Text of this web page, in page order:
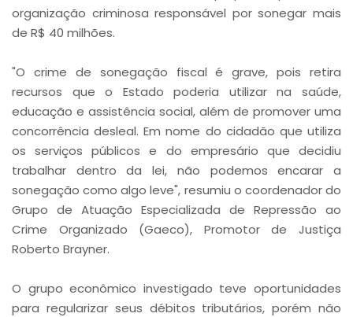
organização criminosa responsável por sonegar mais
de R$ 40 milhões.
"O crime de sonegação fiscal é grave, pois retira
recursos que o Estado poderia utilizar na saúde,
educação e assistência social, além de promover uma
concorrência desleal. Em nome do cidadão que utiliza
os serviços públicos e do empresário que decidiu
trabalhar dentro da lei, não podemos encarar a
sonegação como algo leve", resumiu o coordenador do
Grupo de Atuação Especializada de Repressão ao
Crime Organizado (Gaeco), Promotor de Justiça
Roberto Brayner.
O grupo econômico investigado teve oportunidades
para regularizar seus débitos tributários, porém não